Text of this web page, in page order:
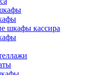
шкафы кассира